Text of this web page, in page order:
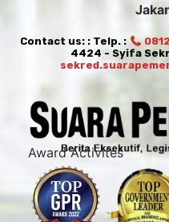
Contact us: : Telp. :
4424 - Syifa
Award Activites